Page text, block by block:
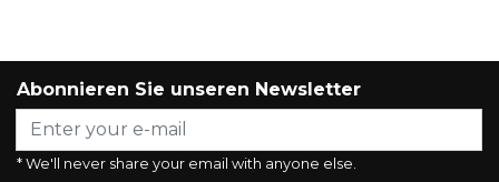
Abonnieren Sie unseren Newsletter
* We'll never share your email with anyone else.